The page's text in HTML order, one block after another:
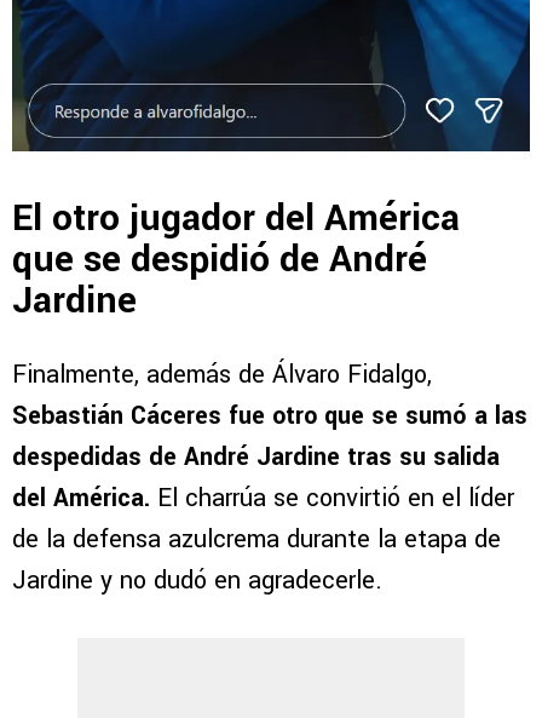
El otro jugador del América
que se despidió de André
Jardine
Finalmente, además de Álvaro Fidalgo,
Sebastián Cáceres fue otro que se sumó a las
despedidas de André Jardine tras su salida
del América. El charrúa se convirtió en el líder
de la defensa azulcrema durante la etapa de
Jardine y no dudó en agradecerle.